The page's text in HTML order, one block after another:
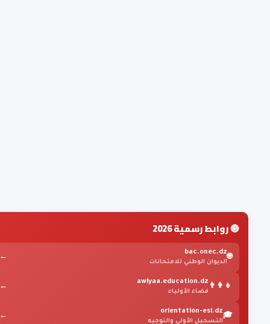
🔴 روابط رسمية 2026
🌐
bac.onec.dz
الديوان الوطني للامتحانات
←
👨‍👩‍👧
awlyaa.education.dz
فضاء الأولياء
←
🎓
orientation-esi.dz
التسجيل الأولي والتوجيه
←